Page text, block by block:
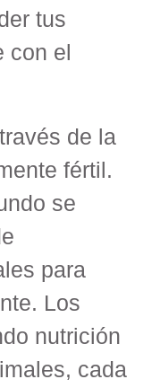
tus
con el
de la
fértil.
se
para
Los
nutrición
cada